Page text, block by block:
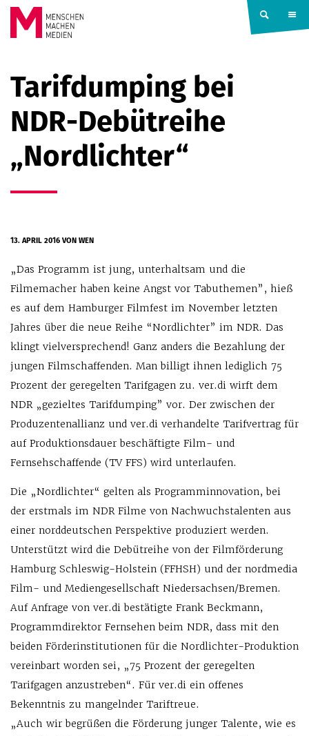
Springe zum Inhalt
MACHEN
MEDIEN
Tarifdumping bei
NDR-Debütreihe
„Nordlichter“
13. APRIL 2016VON WEN
„Das Programm ist jung, unterhaltsam und die
Filmemacher haben keine Angst vor Tabuthemen”, hieß
es auf dem Hamburger Filmfest im November letzten
Jahres über die neue Reihe “Nordlichter” im NDR. Das
klingt vielversprechend! Ganz anders die Bezahlung der
jungen Filmschaffenden. Man billigt ihnen lediglich 75
Prozent der geregelten Tarifgagen zu. ver.di wirft dem
NDR „gezieltes Tarifdumping” vor. Der zwischen der
Produzentenallianz und ver.di verhandelte Tarifvertrag für
auf Produktionsdauer beschäftigte Film- und
Fernsehschaffende (TV FFS) wird unterlaufen.
Die „Nordlichter“ gelten als Programminnovation, bei
der erstmals im NDR Filme von Nachwuchstalenten aus
einer norddeutschen Perspektive produziert werden.
Unterstützt wird die Debütreihe von der Filmförderung
Hamburg Schleswig-Holstein (FFHSH) und der nordmedia
Film- und Mediengesellschaft Niedersachsen/Bremen.
Auf Anfrage von ver.di bestätigte Frank Beckmann,
Programmdirektor Fernsehen beim NDR, dass mit den
beiden Förderinstitutionen für die Nordlichter-Produktion
vereinbart worden sei, „75 Prozent der geregelten
Tarifgagen anzustreben“. Für ver.di ein offenes
Bekenntnis zu mangelnder Tariftreue.
„Auch wir begrüßen die Förderung junger Talente, wie es